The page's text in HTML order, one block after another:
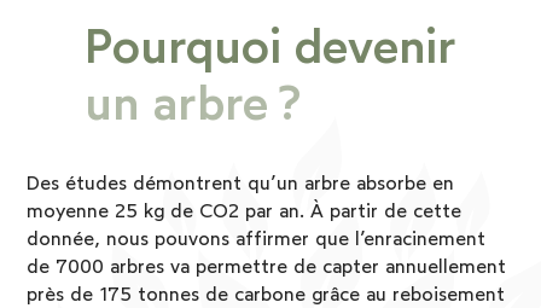
Pourquoi devenir
un arbre ?
Des études démontrent qu’un arbre absorbe en
moyenne 25 kg de CO2 par an. À partir de cette
donnée, nous pouvons affirmer que l’enracinement
de 7000 arbres va permettre de capter annuellement
près de 175 tonnes de carbone grâce au reboisement